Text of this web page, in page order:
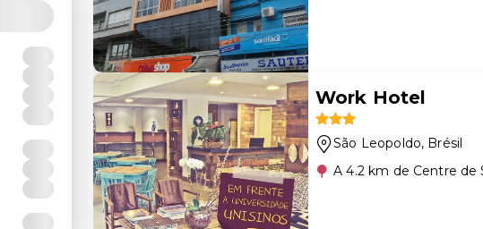
Work Hotel
São Leopoldo, Brésil
A 4.2 km de Centre de